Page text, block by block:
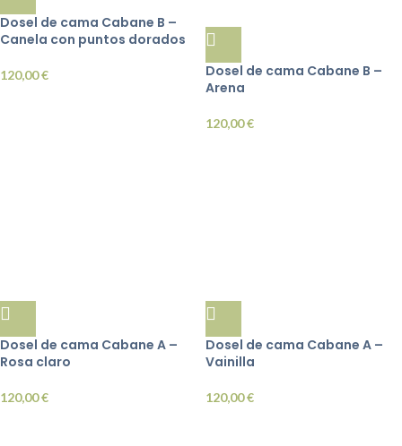
Dosel de cama Cabane B –
Canela con puntos dorados
120,00€
Dosel de cama Cabane B –
Arena
120,00€
Dosel de cama Cabane A –
Rosa claro
120,00€
Dosel de cama Cabane A –
Vainilla
120,00€